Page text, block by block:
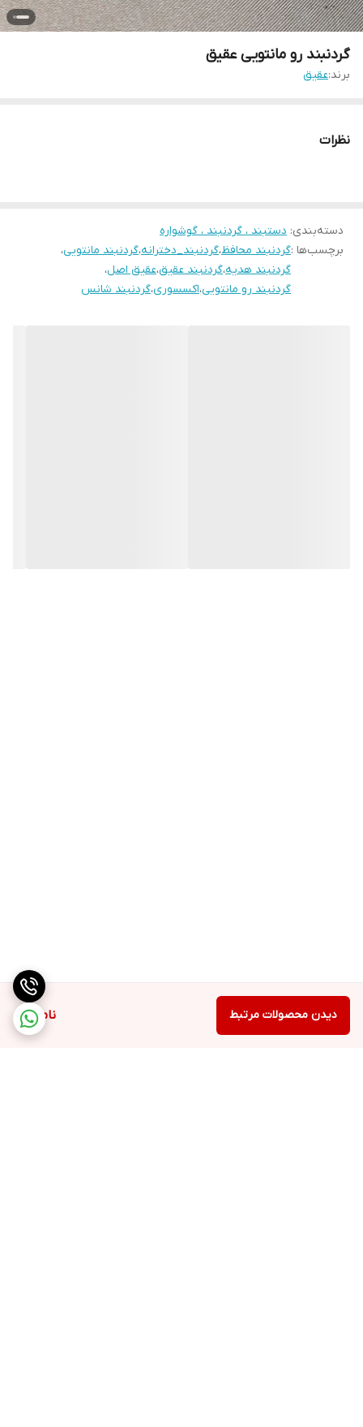
گردنبند رو مانتویی عقیق
برند:عقیق
ناموجود دیدن محصولات مرتبط
نظرات
دسته‌بندی: دستبند ، گردنبند ، گوشواره
برچسب‌ها :گردنبند محافظ،گردنبند_دخترانه،گردنبند مانتویی،
گردنبند هدیه،گردنبند عقیق،عقیق اصل،
گردنبند رو مانتویی،اکسسوری،گردنبند شانس